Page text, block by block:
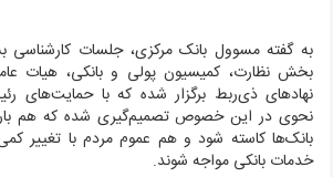
به گفته مسوول بانک مرکزی، جلسات کارشناسی
بخش نظارت، کمیسیون پولی و بانکی، هیات
نهادهای ذی‌ربط برگزار شده که با حمایت‌های
نحوی در این خصوص تصمیم‌گیری شده که هم
بانک‌ها کاسته شود و هم عموم مردم با تغییر کمی
خدمات بانکی مواجه شوند.